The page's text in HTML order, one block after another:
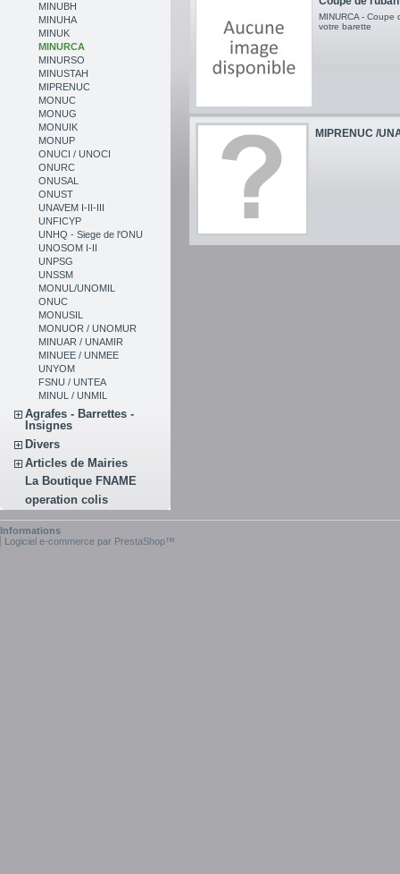
MINUBH
MINUHA
MINUK
MINURCA
MINURSO
MINUSTAH
MIPRENUC
MONUC
MONUG
MONUIK
MONUP
ONUCI / UNOCI
ONURC
ONUSAL
ONUST
UNAVEM I-II-III
UNFICYP
UNHQ - Siege de l'ONU
UNOSOM I-II
UNPSG
UNSSM
MONUL/UNOMIL
ONUC
MONUSIL
MONUOR / UNOMUR
MINUAR / UNAMIR
MINUEE / UNMEE
UNYOM
FSNU / UNTEA
MINUL / UNMIL
Agrafes - Barrettes -
Insignes
Divers
Articles de Mairies
La Boutique FNAME
operation colis
MINURCA - Coupe
votre barette
MIPRENUC /
Informations
Logiciel e-commerce par PrestaShop™